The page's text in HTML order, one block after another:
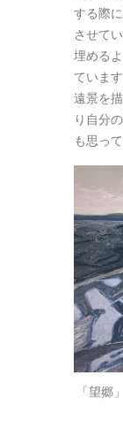
する際
させて
埋める
ていま
遠景を
り自分
も思っ
「望